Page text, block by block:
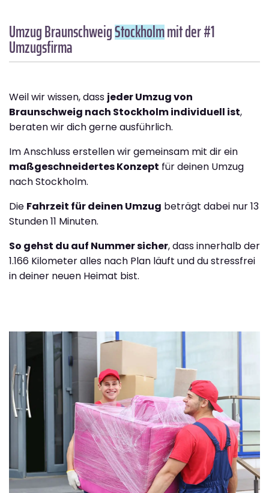
Umzug BraunschweigStockholmmit der #1
Umzugsfirma
Weil wir wissen, dass jeder Umzug von
Braunschweig nach Stockholm individuell ist,
beraten wir dich gerne ausführlich.
Im Anschluss erstellen wir gemeinsam mit dir ein
maßgeschneidertes Konzept für deinen Umzug
nach Stockholm.
Die Fahrzeit für deinen Umzug beträgt dabei nur 13
Stunden 11 Minuten.
So gehst du auf Nummer sicher, dass innerhalb der
1.166 Kilometer alles nach Plan läuft und du stressfrei
in deiner neuen Heimat bist.